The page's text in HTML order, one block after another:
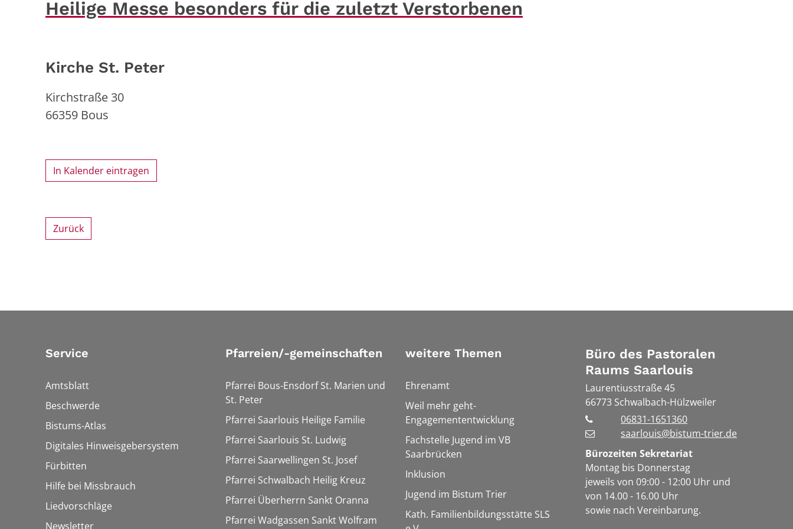
Heilige Messe besonders für die zuletzt Verstorbenen
Kirche St. Peter
Kirchstraße 30
66359 Bous
In Kalender eintragen
Zurück
Service
Amtsblatt
Beschwerde
Bistums-Atlas
Digitales Hinweisgebersystem
Fürbitten
Hilfe bei Missbrauch
Liedvorschläge
Newsletter
Pfarreien/-gemeinschaften
Pfarrei Bous-Ensdorf St. Marien und
St. Peter
Pfarrei Saarlouis Heilige Familie
Pfarrei Saarlouis St. Ludwig
Pfarrei Saarwellingen St. Josef
Pfarrei Schwalbach Heilig Kreuz
Pfarrei Überherrn Sankt Oranna
Pfarrei Wadgassen Sankt Wolfram
weitere Themen
Ehrenamt
Weil mehr geht-
Engagemententwicklung
Fachstelle Jugend im VB
Saarbrücken
Inklusion
Jugend im Bistum Trier
Kath. Familienbildungsstätte SLS
Büro des Pastoralen
Raums Saarlouis
Laurentiusstraße 45
66773 Schwalbach-Hülzweiler
06831-1651360
saarlouis@bistum-trier.de
Bürozeiten Sekretariat
Montag bis Donnerstag
jeweils von 09:00 - 12:00 Uhr und
von 14.00 - 16.00 Uhr
sowie nach Vereinbarung.